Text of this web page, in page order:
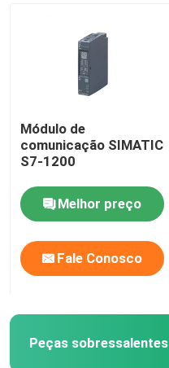
Módulo de
comunicação SIMATIC
S7-1200
Melhor preço
Fale Conosco